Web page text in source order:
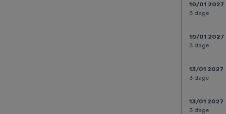
10/01 2027
3 dage
10/01 2027
3 dage
13/01 2027
3 dage
13/01 2027
3 dage